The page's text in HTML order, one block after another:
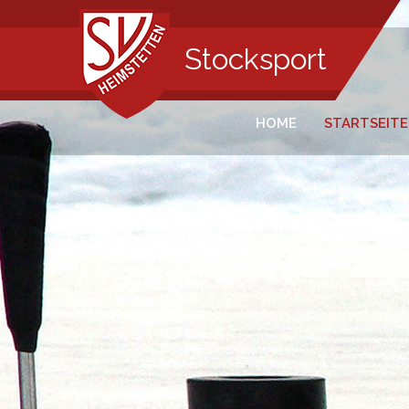
Stocksport
HOME STARTSEITE